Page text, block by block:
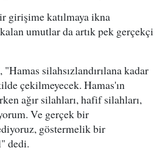
girişime katılmaya ikna
umutlar da artık pek gerçekçi
silahsızlandırılana kadar
çekilmeyecek. Hamas'ın
ağır silahları, hafif silahları,
Ve gerçek bir
göstermelik bir
dedi.